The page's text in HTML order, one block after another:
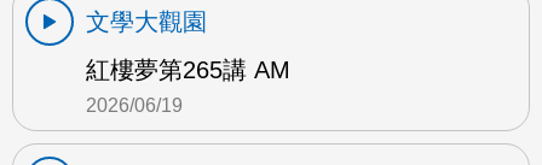
文學大觀園
紅樓夢第265講 AM
2026/06/19